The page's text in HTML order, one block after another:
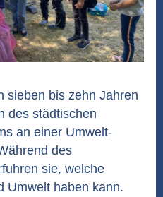
sieben bis zehn Jahren
des städtischen
an einer Umwelt-
des
sie, welche
Umwelt haben kann.